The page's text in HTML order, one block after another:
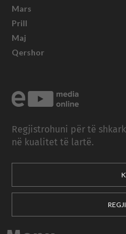
Mars
Prill
Maj
Qershor
Regjistrohuni për të
në kualitet të lartë.